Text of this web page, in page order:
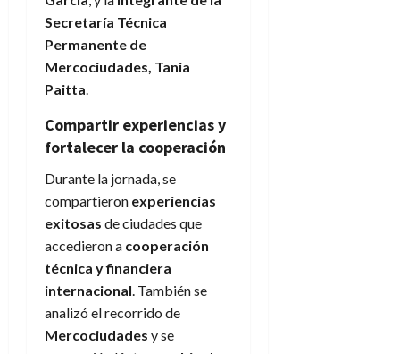
Secretaría Técnica
Permanente de
Mercociudades, Tania
Paitta.
Compartir experiencias y
fortalecer la cooperación
Durante la jornada, se
compartieron experiencias
exitosas de ciudades que
accedieron a cooperación
técnica y financiera
internacional. También se
analizó el recorrido de
Mercociudades y se